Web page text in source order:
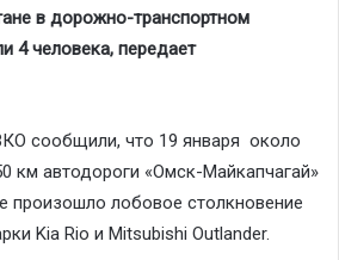
в дорожно-транспортном
4 человека, передает
сообщили, что 19 января около
км автодороги «Омск-Майкапчагай»
произошло лобовое столкновение
Kіa Rio и Mitsubishi Outlander.